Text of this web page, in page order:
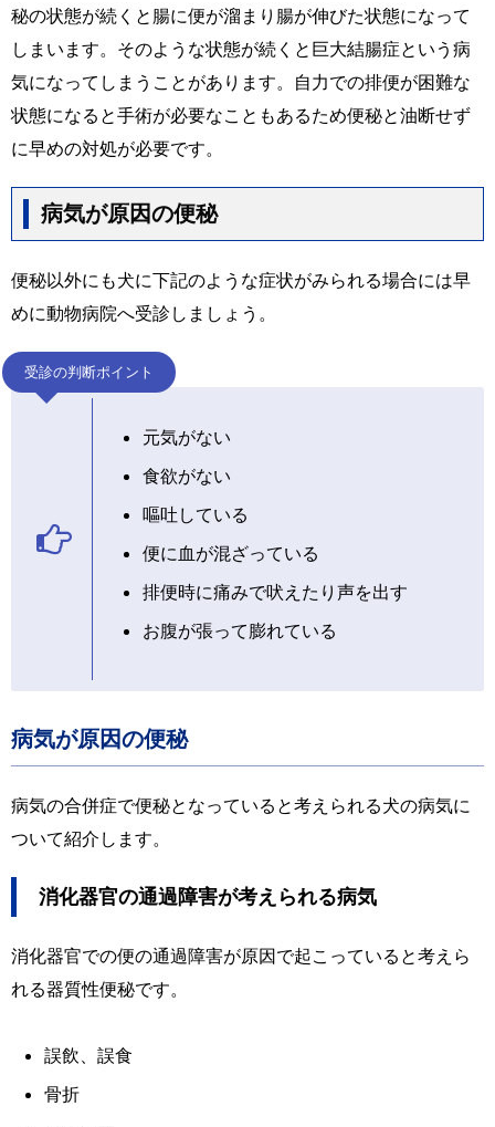
秘の状態が続くと腸に便が溜まり腸が伸びた状態になって
しまいます。そのような状態が続くと巨大結腸症という病
気になってしまうことがあります。自力での排便が困難な
状態になると手術が必要なこともあるため便秘と油断せず
に早めの対処が必要です。
病気が原因の便秘
便秘以外にも犬に下記のような症状がみられる場合には早
めに動物病院へ受診しましょう。
受診の判断ポイント
元気がない
食欲がない
嘔吐している
便に血が混ざっている
排便時に痛みで吠えたり声を出す
お腹が張って膨れている
病気が原因の便秘
病気の合併症で便秘となっていると考えられる犬の病気に
ついて紹介します。
消化器官の通過障害が考えられる病気
消化器官での便の通過障害が原因で起こっていると考えら
れる器質性便秘です。
誤飲、誤食
骨折